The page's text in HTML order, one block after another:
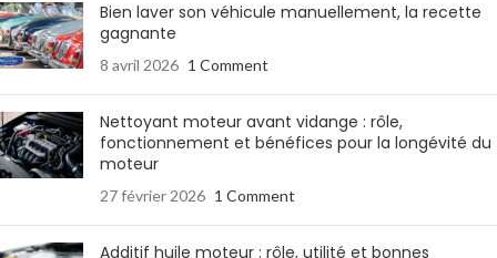
Bien laver son véhicule manuellement, la recette
gagnante
8 avril 2026 1 Comment
Nettoyant moteur avant vidange : rôle,
fonctionnement et bénéfices pour la longévité du
moteur
27 février 2026 1 Comment
Additif huile moteur : rôle, utilité et bonnes